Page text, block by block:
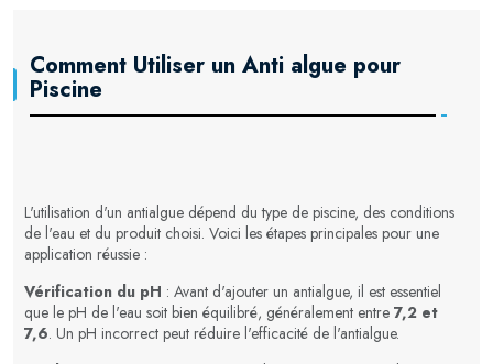
Comment Utiliser un Anti algue pour
Piscine
L'utilisation d'un antialgue dépend du type de piscine, des conditions
de l'eau et du produit choisi. Voici les étapes principales pour une
application réussie :
Vérification du pH : Avant d'ajouter un antialgue, il est essentiel
que le pH de l'eau soit bien équilibré, généralement entre 7,2 et
7,6. Un pH incorrect peut réduire l'efficacité de l'antialgue.